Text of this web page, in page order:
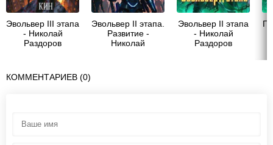
Эвольвер III этапа
- Николай
Раздоров
Эвольвер II этапа.
Развитие -
Николай
Эвольвер II этапа
- Николай
Раздоров
КОММЕНТАРИЕВ (0)